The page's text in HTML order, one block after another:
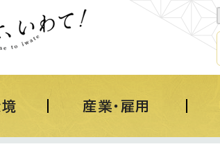
境 産業・雇用